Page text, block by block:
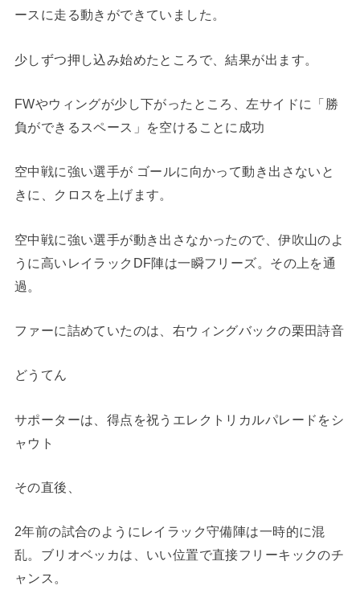
ースに走る動きができていました。
少しずつ押し込み始めたところで、結果が出ます。
FWやウィングが少し下がったところ、左サイドに「勝
負ができるスペース」を空けることに成功
空中戦に強い選手が ゴールに向かって動き出さないと
きに、クロスを上げます。
空中戦に強い選手が動き出さなかったので、伊吹山のよ
うに高いレイラックDF陣は一瞬フリーズ。その上を通
過。
ファーに詰めていたのは、右ウィングバックの栗田詩音
どうてん
サポーターは、得点を祝うエレクトリカルパレードをシ
ャウト
その直後、
2年前の試合のようにレイラック守備陣は一時的に混
乱。ブリオベッカは、いい位置で直接フリーキックのチ
ャンス。